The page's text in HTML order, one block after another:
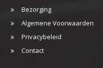
Bezorging
Algemene Voorwaarden
Privacybeleid
Contact